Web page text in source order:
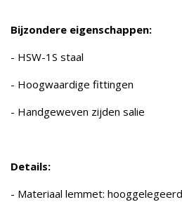
Bijzondere eigenschappen:
- HSW-1S staal
- Hoogwaardige fittingen
- Handgeweven zijden salie
Details:
- Materiaal lemmet: